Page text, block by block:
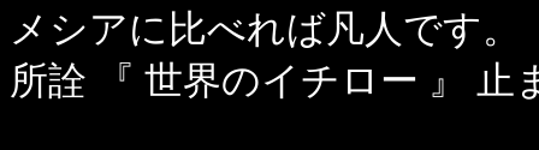
メシアに比べれば凡人です。
所詮 『 世界のイチロー 』 止